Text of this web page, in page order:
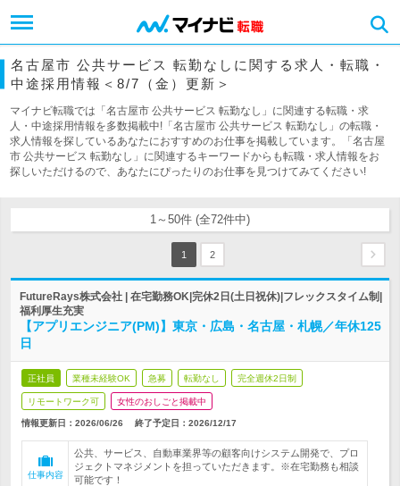
名古屋市 公共サービス 転勤なしに関する求人・転職・
中途採用情報＜8/7（金）更新＞
マイナビ転職では「名古屋市 公共サービス 転勤なし」に関連する転職・求
人・中途採用情報を多数掲載中!「名古屋市 公共サービス 転勤なし」の転職・
求人情報を探しているあなたにおすすめのお仕事を掲載しています。「名古屋
市 公共サービス 転勤なし」に関連するキーワードからも転職・求人情報をお
探しいただけるので、あなたにぴったりのお仕事を見つけてみてください!
1～50件 (全72件中)
1 2
FutureRays株式会社 | 在宅勤務OK|完休2日(土日祝休)|フレックスタイム制|
福利厚生充実
【アプリエンジニア(PM)】東京・広島・名古屋・札幌／年休125
日
正社員 業種未経験OK 急募 転勤なし 完全週休2日制
リモートワーク可 女性のおしごと掲載中
情報更新日：2026/06/26 終了予定日： 2026/12/17
仕事内容
公共、サービス、自動車業界等の顧客向けシステム開発で、プロ
ジェクトマネジメントを担っていただきます。※在宅勤務も相談
可能です！